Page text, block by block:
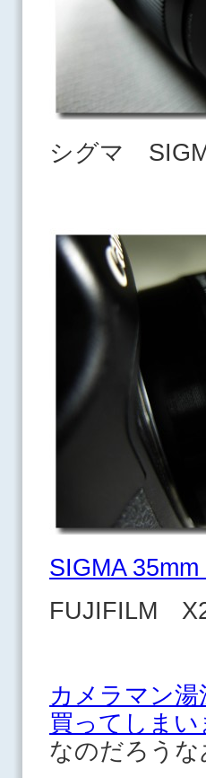
シグマ
SIGMA
FUJIFILM
カメラマン
買ってしまい
なのだろう